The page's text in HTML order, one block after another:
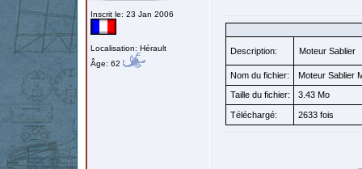
Inscrit le: 23 Jan 2006
Localisation: Hérault
Âge: 62
Description: Moteur Sablier
Nom du fichier:
Moteur Sablier
Taille du fichier:
3.43 Mo
Téléchargé: 2633 fois